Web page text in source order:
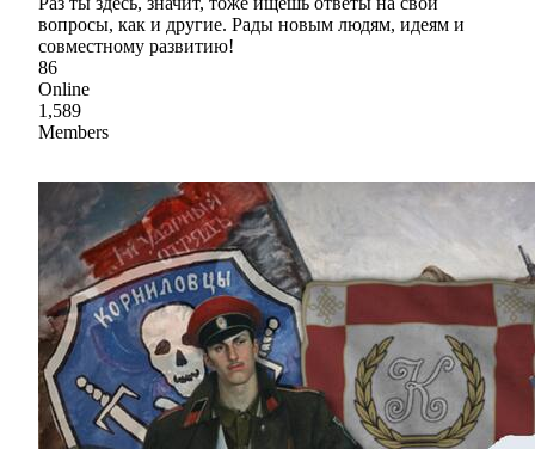
вопросы, как и другие. Рады новым людям, идеям и
совместному развитию!
86
Online
1,589
Members